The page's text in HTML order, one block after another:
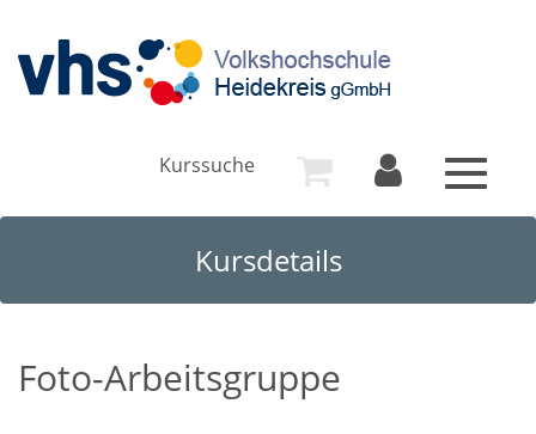
Kurssuche
Toggle
Kursdetails
Foto-Arbeitsgruppe